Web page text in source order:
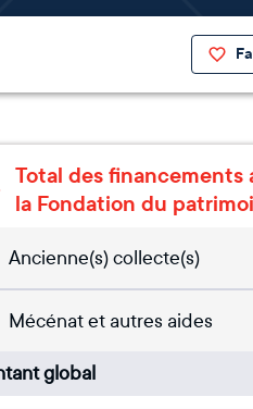
Total des financements
la Fondation du
Ancienne(s) collecte(s)
Mécénat et autres aides
global